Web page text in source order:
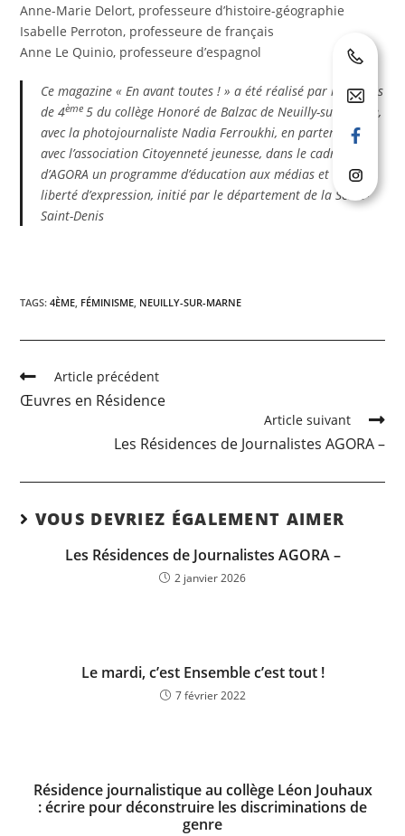
Anne-Marie Delort, professeure d’histoire-géographie
Isabelle Perroton, professeure de français
Anne Le Quinio, professeure d’espagnol
Ce magazine « En avant toutes ! » a été réalisé par les élèves
de 4ème 5 du collège Honoré de Balzac de Neuilly-sur-Marne,
avec la photojournaliste Nadia Ferroukhi, en partenariat
avec l’association Citoyenneté jeunesse, dans le cadre
d’AGORA un programme d’éducation aux médias et à la
liberté d’expression, initié par le département de la Seine-
Saint-Denis
TAGS:4ÈME, FÉMINISME, NEUILLY-SUR-MARNE
Article précédent
Œuvres en Résidence
Article suivant
Les Résidences de Journalistes AGORA –
VOUS DEVRIEZ ÉGALEMENT AIMER
Les Résidences de Journalistes AGORA –
2 janvier 2026
Le mardi, c’est Ensemble c’est tout !
7 février 2022
Résidence journalistique au collège Léon Jouhaux
: écrire pour déconstruire les discriminations de
genre